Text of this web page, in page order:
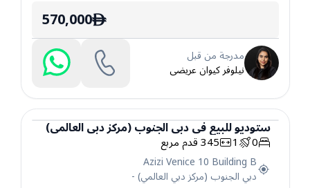
ê
570,000
مدرجة من قبل
نيلوفر كيوان عريضى
ستوديو
ستوديوللبيعفيدبي الجنوب (مركز دبي العالمي)
0
1
345قدم مربع
Azizi Venice 10 Building B
دبي الجنوب (مركز دبي العالمي)-